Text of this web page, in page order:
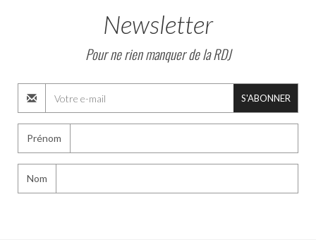
Newsletter
Pour ne rien manquer de la RDJ
S'ABONNER
Prénom
Nom